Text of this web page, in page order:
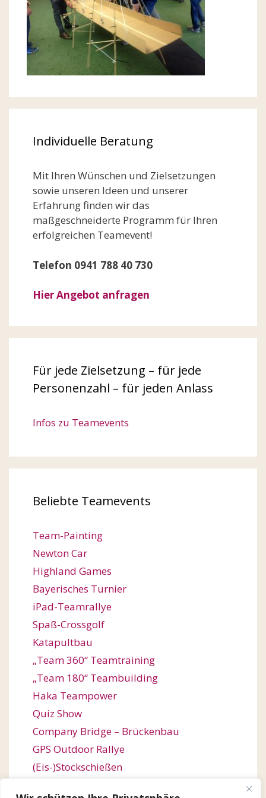
Individuelle Beratung
Mit Ihren Wünschen und Zielsetzungen
sowie unseren Ideen und unserer
Erfahrung finden wir das
maßgeschneiderte Programm für Ihren
erfolgreichen Teamevent!
Telefon 0941 788 40 730
Hier Angebot anfragen
Für jede Zielsetzung – für jede
Personenzahl – für jeden Anlass
Infos zu Teamevents
Beliebte Teamevents
Team-Painting
Newton Car
Highland Games
Bayerisches Turnier
iPad-Teamrallye
Spaß-Crossgolf
Katapultbau
„Team 360“ Teamtraining
„Team 180“ Teambuilding
Haka Teampower
Quiz Show
Company Bridge – Brückenbau
GPS Outdoor Rallye
(Eis-)Stockschießen